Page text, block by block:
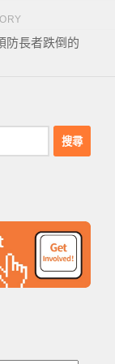
防長者跌倒的